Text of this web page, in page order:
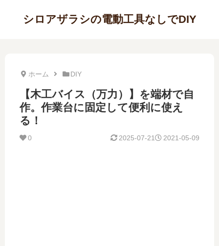
シロアザラシの電動工具なしでDIY
ホーム DIY
【木工バイス（万力）】を端材で自
作。作業台に固定して便利に使え
る！
0 2021-05-09
2025-07-21